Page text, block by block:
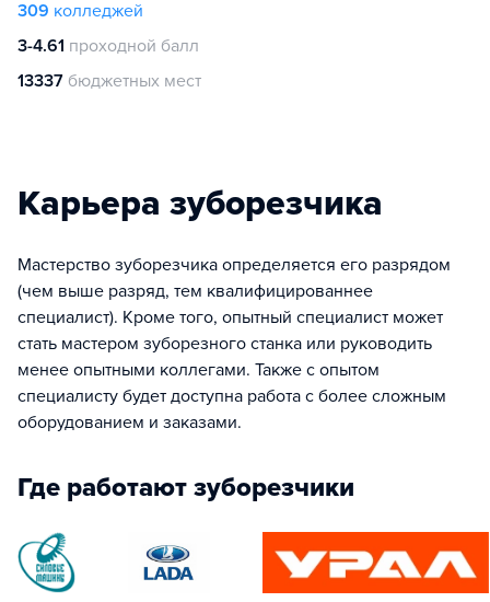
309 колледжей
3-4.61 проходной балл
13337 бюджетных мест
Карьера зуборезчика
Мастерство зуборезчика определяется его разрядом
(чем выше разряд, тем квалифицированнее
специалист). Кроме того, опытный специалист может
стать мастером зуборезного станка или руководить
менее опытными коллегами. Также с опытом
специалисту будет доступна работа с более сложным
оборудованием и заказами.
Где работают зуборезчики